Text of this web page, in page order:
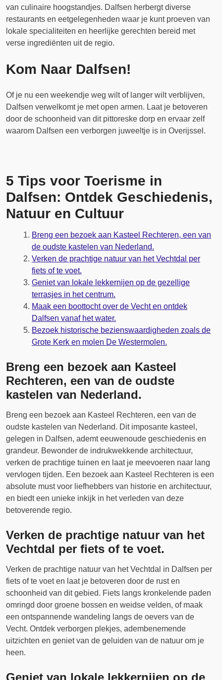
van culinaire hoogstandjes. Dalfsen herbergt diverse
restaurants en eetgelegenheden waar je kunt proeven van
lokale specialiteiten en heerlijke gerechten bereid met
verse ingrediënten uit de regio.
Kom Naar Dalfsen!
Of je nu een weekendje weg wilt of langer wilt verblijven,
Dalfsen verwelkomt je met open armen. Laat je betoveren
door de schoonheid van dit pittoreske dorp en ervaar zelf
waarom Dalfsen een verborgen juweeltje is in Overijssel.
5 Tips voor Toerisme in
Dalfsen: Ontdek Geschiedenis,
Natuur en Cultuur
Breng een bezoek aan Kasteel Rechteren, een van
de oudste kastelen van Nederland.
Verken de prachtige natuur van het Vechtdal per
fiets of te voet.
Geniet van lokale lekkernijen op de gezellige
terrasjes in het centrum.
Maak een boottocht over de Vecht en ontdek
Dalfsen vanaf het water.
Bezoek historische bezienswaardigheden zoals de
Grote Kerk en molen De Westermolen.
Breng een bezoek aan Kasteel
Rechteren, een van de oudste
kastelen van Nederland.
Breng een bezoek aan Kasteel Rechteren, een van de
oudste kastelen van Nederland. Dit imposante kasteel,
gelegen in Dalfsen, ademt eeuwenoude geschiedenis en
grandeur. Bewonder de indrukwekkende architectuur,
verken de prachtige tuinen en laat je meevoeren naar lang
vervlogen tijden. Een bezoek aan Kasteel Rechteren is een
absolute must voor liefhebbers van historie en architectuur,
en biedt een unieke inkijk in het verleden van deze
betoverende regio.
Verken de prachtige natuur van het
Vechtdal per fiets of te voet.
Verken de prachtige natuur van het Vechtdal in Dalfsen per
fiets of te voet en laat je betoveren door de rust en
schoonheid van dit gebied. Fiets langs kronkelende paden
omringd door groene bossen en weidse velden, of maak
een ontspannende wandeling langs de oevers van de
Vecht. Ontdek verborgen plekjes, adembenemende
uitzichten en geniet van de geluiden van de natuur om je
heen.
Geniet van lokale lekkernijen op de